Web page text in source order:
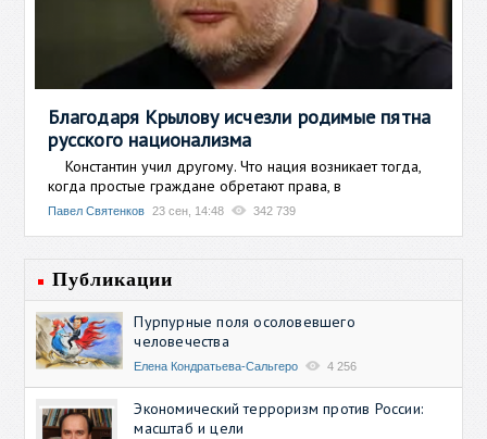
Благодаря Крылову исчезли родимые пятна
русского национализма
Константин учил другому. Что нация возникает тогда,
когда простые граждане обретают права, в
Павел Святенков 23 сен, 14:48 342 739
Публикации
Пурпурные поля осоловевшего
человечества
Елена Кондратьева-Сальгеро 4 256
Экономический терроризм против России:
масштаб и цели